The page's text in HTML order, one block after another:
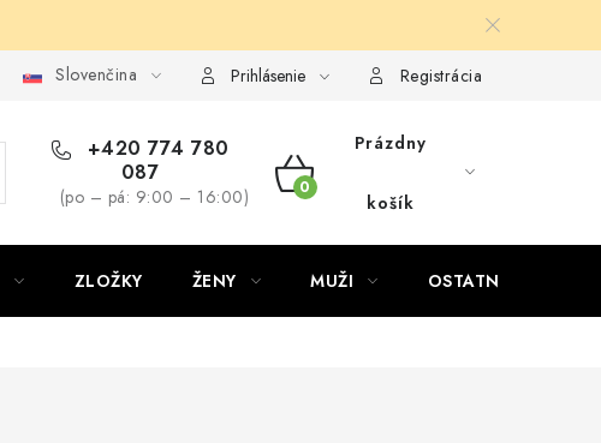
Slovenčina Prihlásenie Registrácia
+420 774 780
087
(po – pá: 9:00 – 16:00)
NÁKUPNÝ
Prázdny
košík
ZLOŽKY ŽENY MUŽI OSTATNÉ